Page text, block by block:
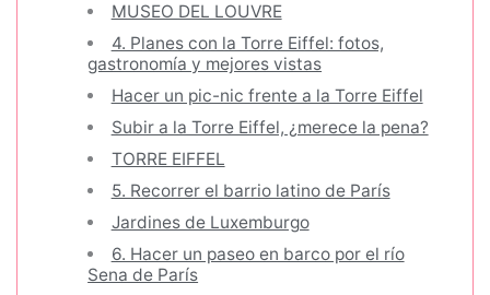
MUSEO DEL LOUVRE
4. Planes con la Torre Eiffel: fotos,
gastronomía y mejores vistas
Hacer un pic-nic frente a la Torre Eiffel
Subir a la Torre Eiffel, ¿merece la pena?
TORRE EIFFEL
5. Recorrer el barrio latino de París
Jardines de Luxemburgo
6. Hacer un paseo en barco por el río
Sena de París